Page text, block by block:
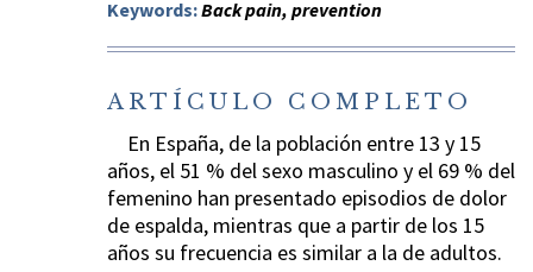
Keywords:Back pain, prevention
ARTÍCULO COMPLETO
En España, de la población entre 13 y 15
años, el 51 % del sexo masculino y el 69 % del
femenino han presentado episodios de dolor
de espalda, mientras que a partir de los 15
años su frecuencia es similar a la de adultos.